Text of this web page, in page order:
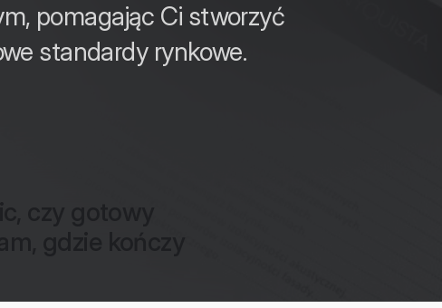
pomagając Ci stworzyć
standardy rynkowe.